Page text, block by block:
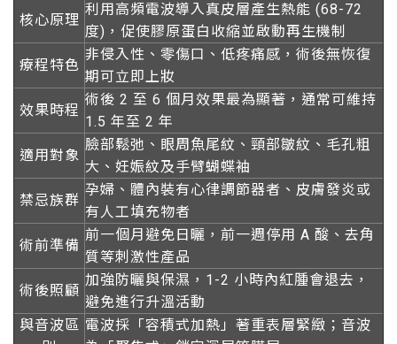
核心原理
利用高頻電波導入真皮層產生熱能 (68-72
度)，促使膠原蛋白收縮並啟動再生機制
療程特色
非侵入性、零傷口、低疼痛感，術後無恢復
期可立即上妝
效果時程
術後 2 至 6 個月效果最為顯著，通常可維持
1.5 年至 2 年
適用對象
臉部鬆弛、眼周魚尾紋、頸部皺紋、毛孔粗
大、妊娠紋及手臂蝴蝶袖
禁忌族群
孕婦、體內裝有心律調節器者、皮膚發炎或
有人工填充物者
術前準備
前一個月避免日曬，前一週停用 A 酸、去角
質等刺激性產品
術後照顧
加強防曬與保濕，1-2 小時內紅腫會退去，
避免進行升溫活動
與音波區 電波採「容積式加熱」著重表層緊緻；音波